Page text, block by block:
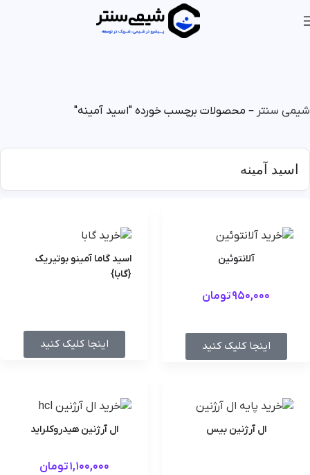
شیمی سنتر – محصولات برچسب خورده "اسید آمینه"
اسید آمینه
آلانتوئین
950,000تومان
اینجا کلیک کنید
اسید گاما آمینو بوتیریک
{گابا}
اینجا کلیک کنید
ال آرژنین بیس ال آرژنین هیدروکلراید
1,100,000تومان